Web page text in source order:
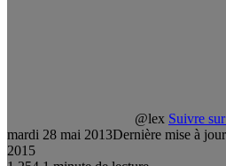
@lex Suivre
mardi 28 mai 2013Dernière mise à
2015